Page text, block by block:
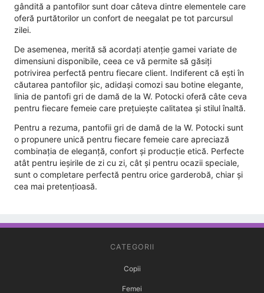
gândită a pantofilor sunt doar câteva dintre elementele care
oferă purtătorilor un confort de neegalat pe tot parcursul
zilei.
De asemenea, merită să acordați atenție gamei variate de
dimensiuni disponibile, ceea ce vă permite să găsiți
potrivirea perfectă pentru fiecare client. Indiferent că ești în
căutarea pantofilor șic, adidași comozi sau botine elegante,
linia de pantofi gri de damă de la W. Potocki oferă câte ceva
pentru fiecare femeie care prețuiește calitatea și stilul înaltă.
Pentru a rezuma, pantofii gri de damă de la W. Potocki sunt
o propunere unică pentru fiecare femeie care apreciază
combinația de eleganță, confort și producție etică. Perfecte
atât pentru ieșirile de zi cu zi, cât și pentru ocazii speciale,
sunt o completare perfectă pentru orice garderobă, chiar și
cea mai pretențioasă.
CATEGORII
Copii
Femei